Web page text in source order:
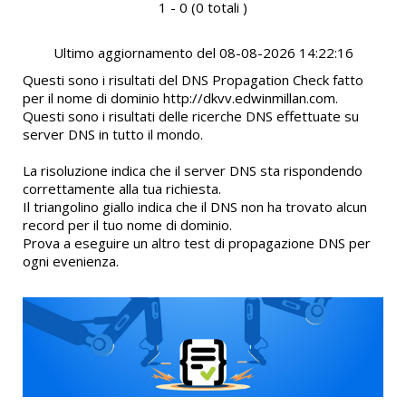
1 - 0 (0 totali )
Ultimo aggiornamento del 08-08-2026 14:22:16
Questi sono i risultati del DNS Propagation Check fatto
per il nome di dominio http://dkvv.edwinmillan.com.
Questi sono i risultati delle ricerche DNS effettuate su
server DNS in tutto il mondo.
La risoluzione indica che il server DNS sta rispondendo
correttamente alla tua richiesta.
Il triangolino giallo indica che il DNS non ha trovato alcun
record per il tuo nome di dominio.
Prova a eseguire un altro test di propagazione DNS per
ogni evenienza.